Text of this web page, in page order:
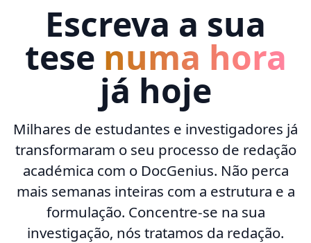
Escreva a sua
tese numa hora
já hoje
Milhares de estudantes e investigadores já
transformaram o seu processo de redação
académica com o DocGenius. Não perca
mais semanas inteiras com a estrutura e a
formulação. Concentre-se na sua
investigação, nós tratamos da redação.